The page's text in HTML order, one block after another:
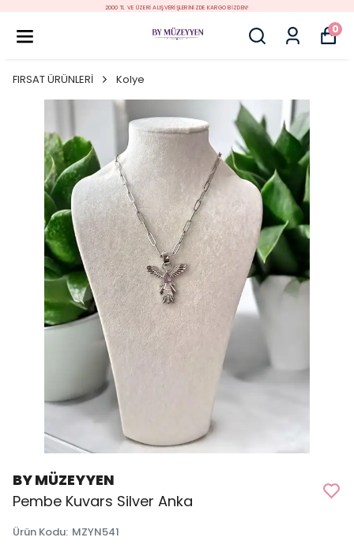
2000 TL VE ÜZERİ ALIŞVERİŞLERİNİZDE KARGO BİZDEN!
0
FIRSAT ÜRÜNLERİ Kolye
BY MÜZEYYEN
Pembe Kuvars Silver Anka
Ürün Kodu: MZYN541